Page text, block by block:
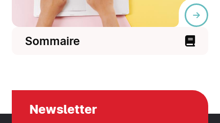
Sommaire
Newsletter